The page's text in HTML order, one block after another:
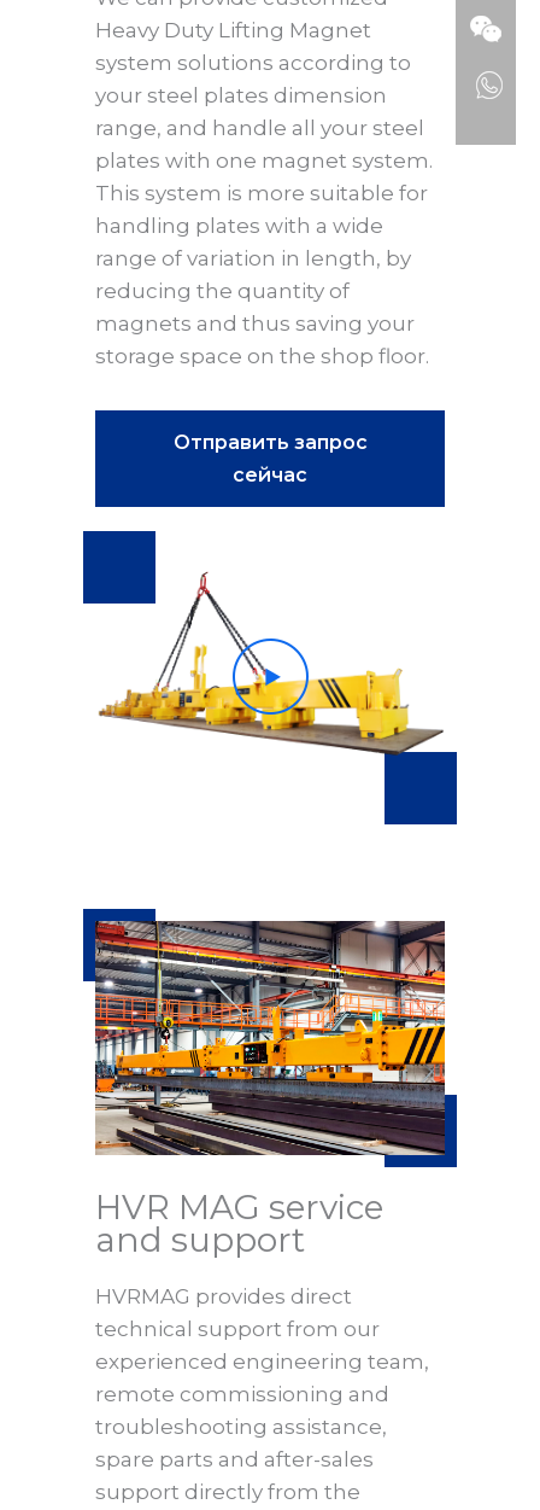
Heavy Duty Lifting Magnet
system solutions according to
your steel plates dimension
range, and handle all your steel
plates with one magnet system.
This system is more suitable for
handling plates with a wide
range of variation in length, by
reducing the quantity of
magnets and thus saving your
storage space on the shop floor.
Отправить запрос
сейчас
HVR MAG service
and support
HVRMAG provides direct
technical support from our
experienced engineering team,
remote commissioning and
troubleshooting assistance,
spare parts and after-sales
support directly from the